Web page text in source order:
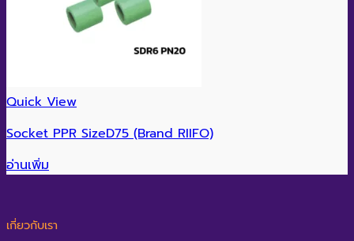
Quick View
Socket PPR SizeD75 (Brand RIIFO)
อ่านเพิ่ม
เกี่ยวกับเรา